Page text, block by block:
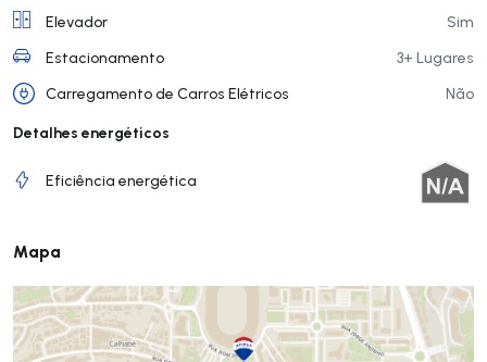
Elevador
Sim
Estacionamento
3+ Lugares
Carregamento de Carros Elétricos
Não
Detalhes energéticos
Eficiência energética
Mapa